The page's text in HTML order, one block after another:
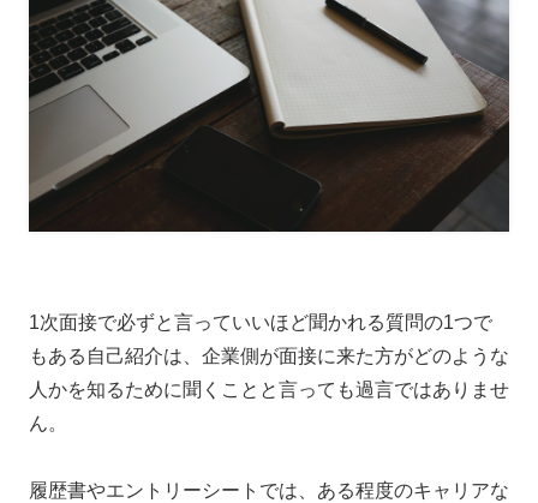
1次面接で必ずと言っていいほど聞かれる質問の1つで
もある自己紹介は、企業側が面接に来た方がどのような
人かを知るために聞くことと言っても過言ではありませ
ん。
履歴書やエントリーシートでは、ある程度のキャリアな